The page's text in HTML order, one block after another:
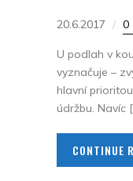
20.6.2017 0
U podlah v
vyznačuje –
hlavní
údržbu. Navíc
CONTINUE